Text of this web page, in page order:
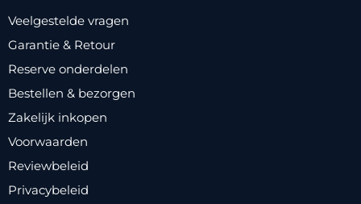
Veelgestelde vragen
Garantie & Retour
Reserve onderdelen
Bestellen & bezorgen
Zakelijk inkopen
Voorwaarden
Reviewbeleid
Privacybeleid